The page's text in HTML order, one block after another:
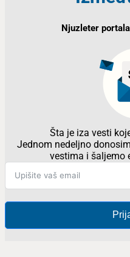
Njuzleter
Šta je iza vesti
Jednom nedeljno
vestima i šaljemo